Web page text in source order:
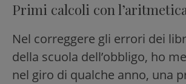
Primi calcoli con
Nel correggere gli errori dei
della scuola dell’obbligo, ho
nel giro di qualche anno, una